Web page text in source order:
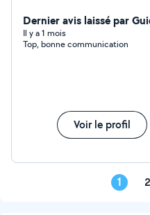
Dernier avis laissé par
Il y a 1 mois
Top, bonne communication
Voir le profil
1 2